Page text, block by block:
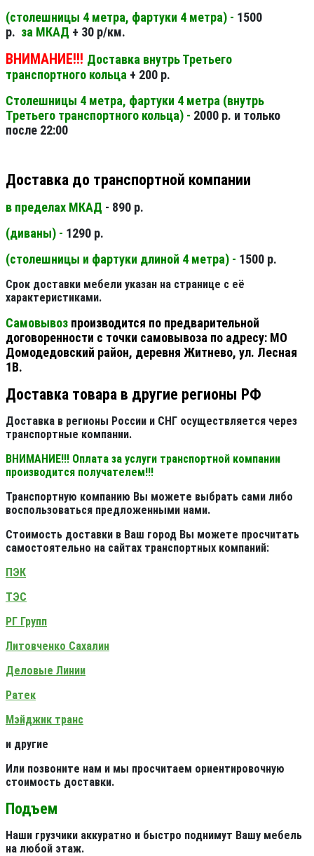
(столешницы 4 метра, фартуки 4 метра) - 1500
р. за МКАД + 30 р/км.
ВНИМАНИЕ!!! Доставка внутрь Третьего
транспортного кольца + 200 р.
Столешницы 4 метра, фартуки 4 метра (внутрь
Третьего транспортного кольца) - 2000 р. и только
после 22:00
Доставка до транспортной компании
в пределах МКАД - 890 р.
(диваны) - 1290 р.
(столешницы и фартуки длиной 4 метра) - 1500 р.
Срок доставки мебели указан на странице с её
характеристиками.
Самовывоз производится по предварительной
договоренности с точки самовывоза по адресу: МО
Домодедовский район, деревня Житнево, ул. Лесная
1В.
Доставка товара в другие регионы РФ
Доставка в регионы России и СНГ осуществляется через
транспортные компании.
ВНИМАНИЕ!!! Оплата за услуги транспортной компании
производится получателем!!!
Транспортную компанию Вы можете выбрать сами либо
воспользоваться предложенными нами.
Стоимость доставки в Ваш город Вы можете просчитать
самостоятельно на сайтах транспортных компаний:
ПЭК
ТЭС
РГ Групп
Литовченко Сахалин
Деловые Линии
Ратек
Мэйджик транс
и другие
Или позвоните нам и мы просчитаем ориентировочную
стоимость доставки.
Подъем
Наши грузчики аккуратно и быстро поднимут Вашу мебель
на любой этаж.